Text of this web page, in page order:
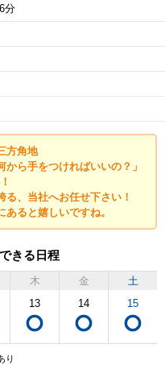
分
方角地
ら手をつければいいの？」
！
る、当社へお任せ下さい！
あると嬉しいですね。
きる日程
木
13
金
14
土
15
り